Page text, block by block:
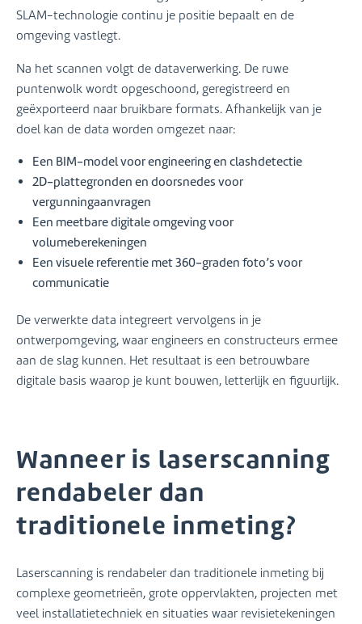
SLAM-technologie continu je positie bepaalt en de
omgeving vastlegt.
Na het scannen volgt de dataverwerking. De ruwe
puntenwolk wordt opgeschoond, geregistreerd en
geëxporteerd naar bruikbare formats. Afhankelijk van je
doel kan de data worden omgezet naar:
Een BIM-model voor engineering en clashdetectie
2D-plattegronden en doorsnedes voor
vergunningaanvragen
Een meetbare digitale omgeving voor
volumeberekeningen
Een visuele referentie met 360-graden foto’s voor
communicatie
De verwerkte data integreert vervolgens in je
ontwerpomgeving, waar engineers en constructeurs ermee
aan de slag kunnen. Het resultaat is een betrouwbare
digitale basis waarop je kunt bouwen, letterlijk en figuurlijk.
Wanneer is laserscanning
rendabeler dan
traditionele inmeting?
Laserscanning is rendabeler dan traditionele inmeting bij
complexe geometrieën, grote oppervlakten, projecten met
veel installatietechniek en situaties waar revisietekeningen